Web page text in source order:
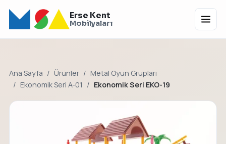
Erse Kent
Mobilyaları Menü
Ana Sayfa Ürünler
Metal Oyun Grupları
Ekonomik Seri A-01
Ekonomik Seri EKO-19